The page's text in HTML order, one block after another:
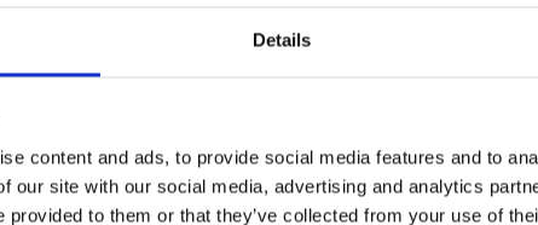
Details
content and ads, to provide social media features and to
our site with our social media, advertising and analytics
provided to them or that they’ve collected from your use of
noștri